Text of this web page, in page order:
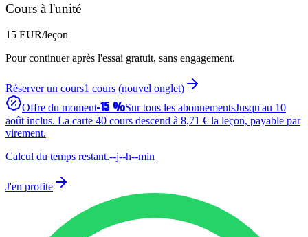
Cours à l'unité
15 EUR/leçon
Pour continuer après l'essai gratuit, sans engagement.
Réserver un cours1 cours (nouvel onglet)
Offre du moment−15 %Sur tous les abonnementsJusqu'au 10
août inclus. La carte 40 cours descend à 8,71 € la leçon, payable par
virement.
Calcul du temps restant.--j--h--min
J'en profite